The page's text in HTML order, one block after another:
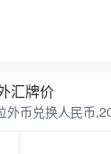
汇牌价
外币兑换人民币